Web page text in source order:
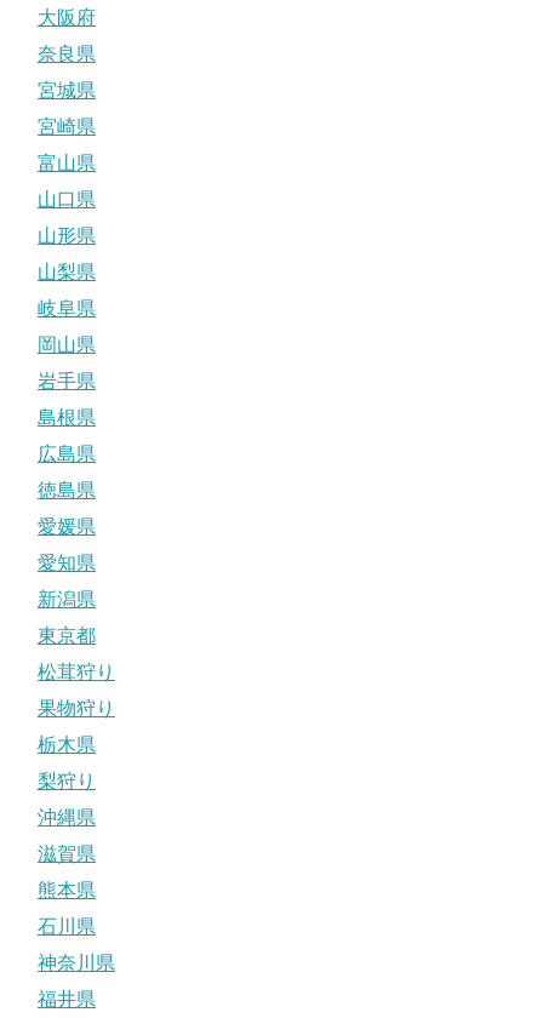
大阪府
奈良県
宮城県
宮崎県
富山県
山口県
山形県
山梨県
岐阜県
岡山県
岩手県
島根県
広島県
徳島県
愛媛県
愛知県
新潟県
東京都
松茸狩り
果物狩り
栃木県
梨狩り
沖縄県
滋賀県
熊本県
石川県
神奈川県
福井県